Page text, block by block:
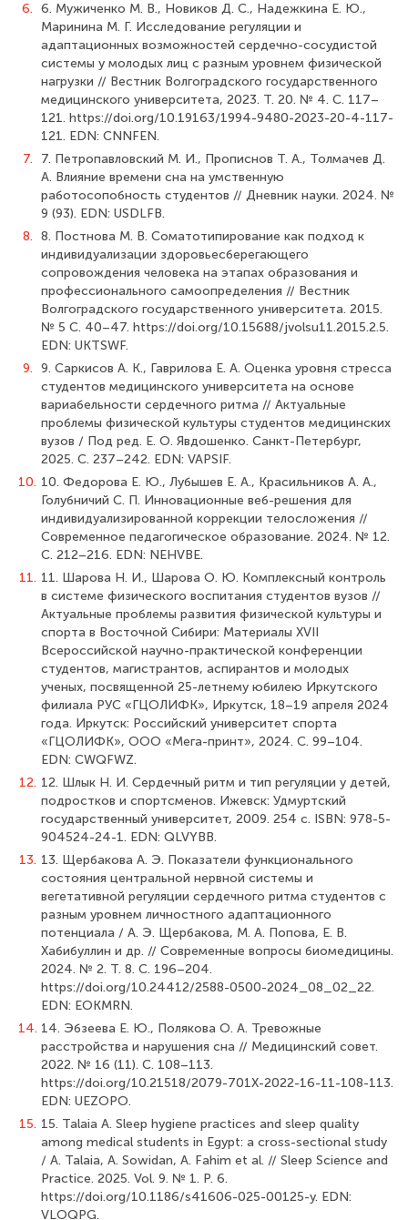
6. 6. Мужиченко М. В., Новиков Д. С., Надежкина Е. Ю.,
Маринина М. Г. Исследование регуляции и
адаптационных возможностей сердечно-сосудистой
системы у молодых лиц с разным уровнем физической
нагрузки // Вестник Волгоградского государственного
медицинского университета, 2023. Т. 20. № 4. С. 117–
121. https://doi.org/10.19163/1994-9480-2023-20-4-117-
121. EDN: CNNFEN.
7.
7. Петропавловский М. И., Прописнов Т. А., Толмачев Д.
А. Влияние времени сна на умственную
работосопобность студентов // Дневник науки. 2024. №
9 (93). EDN: USDLFB.
8. 8. Постнова М. В. Соматотипирование как подход к
индивидуализации здоровьесберегающего
сопровождения человека на этапах образования и
профессионального самоопределения // Вестник
Волгоградского государственного университета. 2015.
№ 5 С. 40–47. https://doi.org/10.15688/jvolsu11.2015.2.5.
EDN: UKTSWF.
9. 9. Саркисов А. К., Гаврилова Е. А. Оценка уровня стресса
студентов медицинского университета на основе
вариабельности сердечного ритма // Актуальные
проблемы физической культуры студентов медицинских
вузов / Под ред. Е. О. Явдошенко. Санкт-Петербург,
2025. С. 237–242. EDN: VAPSIF.
10. 10. Федорова Е. Ю., Лубышев Е. А., Красильников А. А.,
Голубничий С. П. Инновационные веб-решения для
индивидуализированной коррекции телосложения //
Современное педагогическое образование. 2024. № 12.
С. 212–216. EDN: NEHVBE.
11. 11. Шарова Н. И., Шарова О. Ю. Комплексный контроль
в системе физического воспитания студентов вузов //
Актуальные проблемы развития физической культуры и
спорта в Восточной Сибири: Материалы XVII
Всероссийской научно-практической конференции
студентов, магистрантов, аспирантов и молодых
ученых, посвященной 25-летнему юбилею Иркутского
филиала РУС «ГЦОЛИФК», Иркутск, 18–19 апреля 2024
года. Иркутск: Российский университет спорта
«ГЦОЛИФК», ООО «Мега-принт», 2024. С. 99–104.
EDN: CWQFWZ.
12. 12. Шлык Н. И. Сердечный ритм и тип регуляции у детей,
подростков и спортсменов. Ижевск: Удмуртский
государственный университет, 2009. 254 с. ISBN: 978-5-
904524-24-1. EDN: QLVYBB.
13. 13. Щербакова А. Э. Показатели функционального
состояния центральной нервной системы и
вегетативной регуляции сердечного ритма студентов с
разным уровнем личностного адаптационного
потенциала / А. Э. Щербакова, М. А. Попова, Е. В.
Хабибуллин и др. // Современные вопросы биомедицины.
2024. № 2. Т. 8. С. 196–204.
https://doi.org/10.24412/2588-0500-2024_08_02_22.
EDN: EOKMRN.
14. 14. Эбзеева Е. Ю., Полякова О. А. Тревожные
расстройства и нарушения сна // Медицинский совет.
2022. № 16 (11). С. 108–113.
https://doi.org/10.21518/2079-701X-2022-16-11-108-113.
EDN: UEZOPO.
15. 15. Talaia A. Sleep hygiene practices and sleep quality
among medical students in Egypt: a cross-sectional study
/ A. Talaia, A. Sowidan, A. Fahim et al. // Sleep Science and
Practice. 2025. Vol. 9. № 1. P. 6.
https://doi.org/10.1186/s41606-025-00125-y. EDN:
VLOQPG.